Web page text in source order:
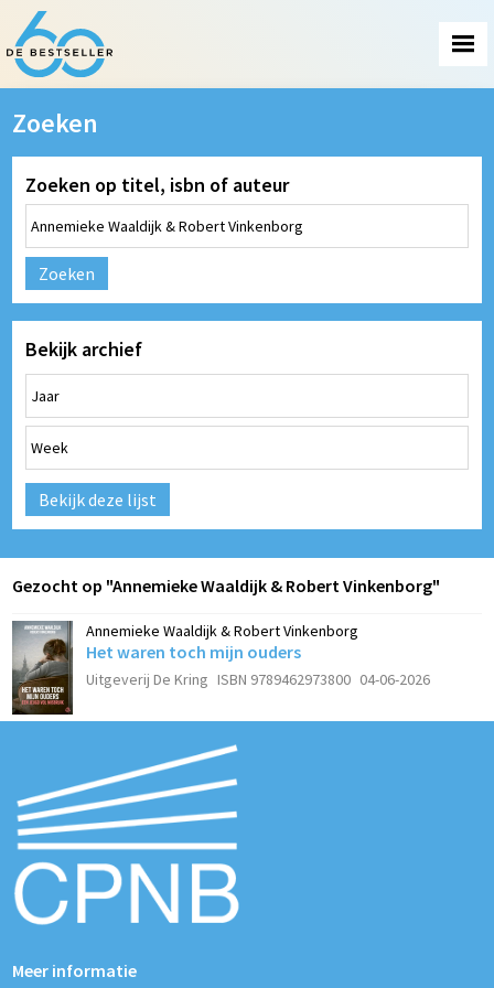
Zoeken
Zoeken op titel, isbn of auteur
Zoeken
Bekijk archief
Bekijk deze lijst
Gezocht op "Annemieke Waaldijk & Robert Vinkenborg"
Annemieke Waaldijk & Robert Vinkenborg
Het waren toch mijn ouders
Uitgeverij De Kring ISBN 9789462973800 04-06-2026
Meer informatie